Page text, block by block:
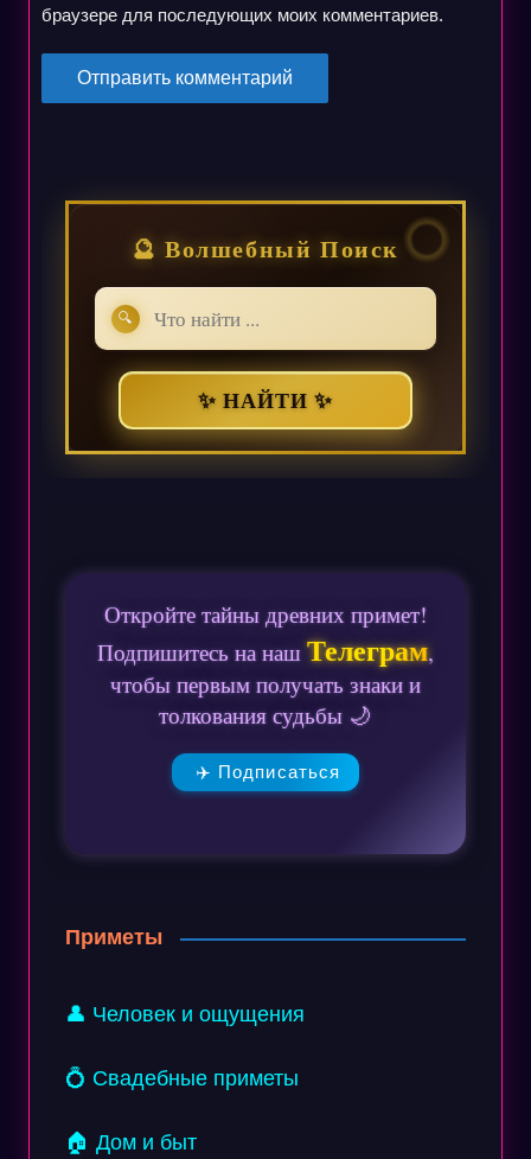
браузере для последующих моих комментариев.
🔮 Волшебный Поиск
🔍
✨ НАЙТИ ✨
Откройте тайны древних примет!
Подпишитесь на нашТелеграм,
чтобы первым получать знаки и
толкования судьбы 🌙
✈️ Подписаться
Приметы
👤 Человек и ощущения
💍 Свадебные приметы
🏠 Дом и быт